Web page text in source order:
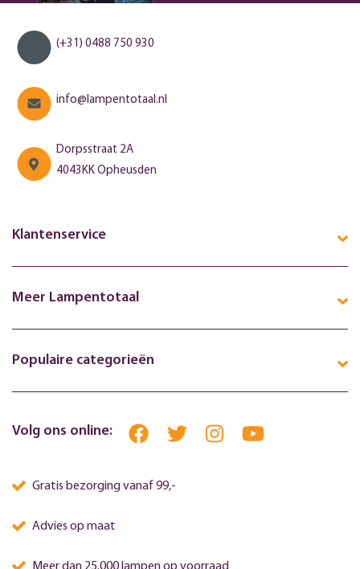
(+31) 0488 750 930
info@lampentotaal.nl
Dorpsstraat 2A
4043KK Opheusden
Klantenservice
Meer Lampentotaal
Populaire categorieën
Volg ons online:
Gratis bezorging vanaf 99,-
Advies op maat